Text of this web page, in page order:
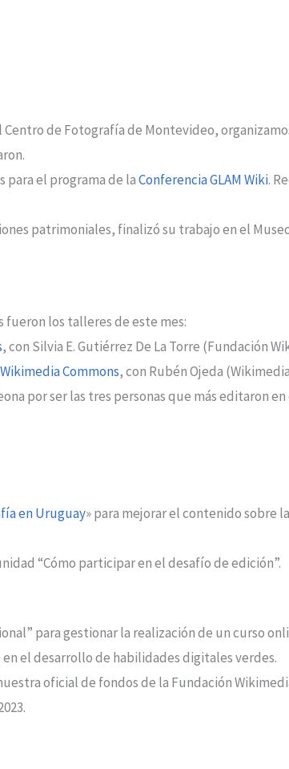
de Fotografía de Montevideo,
para el programa de laConferencia GLAM Wiki.
patrimoniales, finalizó su trabajo en el
fueron los talleres de este mes:
, con Silvia E. Gutiérrez De La Torre (Fundación
Commons, con Rubén Ojeda
por ser las tres personas que más editaron
en Uruguay» para mejorar el contenido sobre
“Cómo participar en el desafío de edición”.
para gestionar la realización de un curso
el desarrollo de habilidades digitales verdes.
oficial de fondos de la Fundación